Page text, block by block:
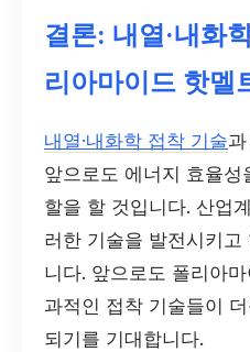
결론: 내열·내화
리아마이드 핫멜
내열·내화학 접착 기술
앞으로도 에너지 효율
할을 할 것입니다. 산업
러한 기술을 발전시키
니다. 앞으로도 폴리아
과적인 접착 기술들이
되기를 기대합니다.